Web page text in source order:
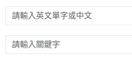
請輸入英文單字或中文
請輸入關鍵字